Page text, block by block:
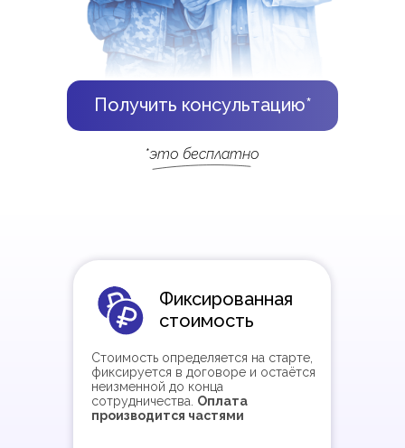
Получить консультацию*
*это бесплатно
Фиксированная
стоимость
Стоимость определяется на старте,
фиксируется в договоре и остаётся
неизменной до конца
сотрудничества. Оплата
производится частями